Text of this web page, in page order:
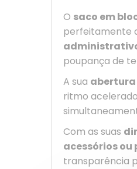
O saco em
perfeitamente
poupança de
A sua
ritmo
Com as suas
acessórios
transparência